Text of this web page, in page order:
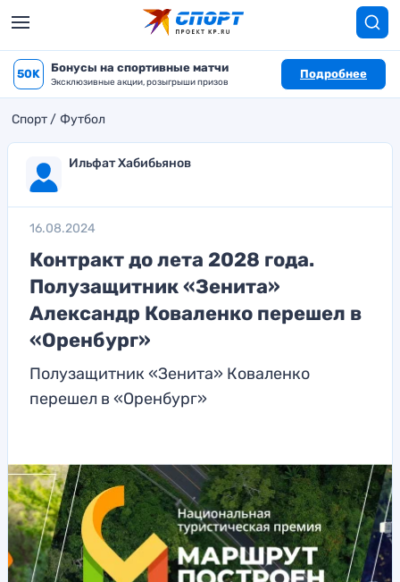
50K Бонусы на спортивные матчи
Эксклюзивные акции, розыгрыши призов
Подробнее
Спорт Футбол
Ильфат Хабибьянов
16.08.2024
Контракт до лета 2028 года.
Полузащитник «Зенита»
Александр Коваленко перешел в
«Оренбург»
Полузащитник «Зенита» Коваленко
перешел в «Оренбург»